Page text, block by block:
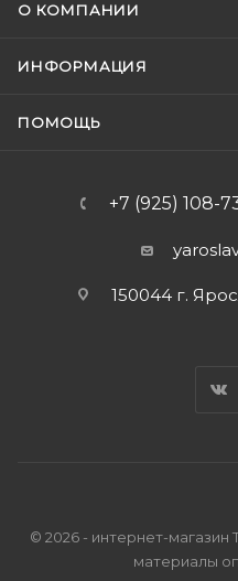
О КОМПАНИИ
ИНФОРМАЦИЯ
ПОМОЩЬ
+7 (925) 108-
150044 г.
© 2026 - интернет-
материалы